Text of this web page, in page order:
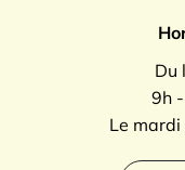
Du
9h
Le